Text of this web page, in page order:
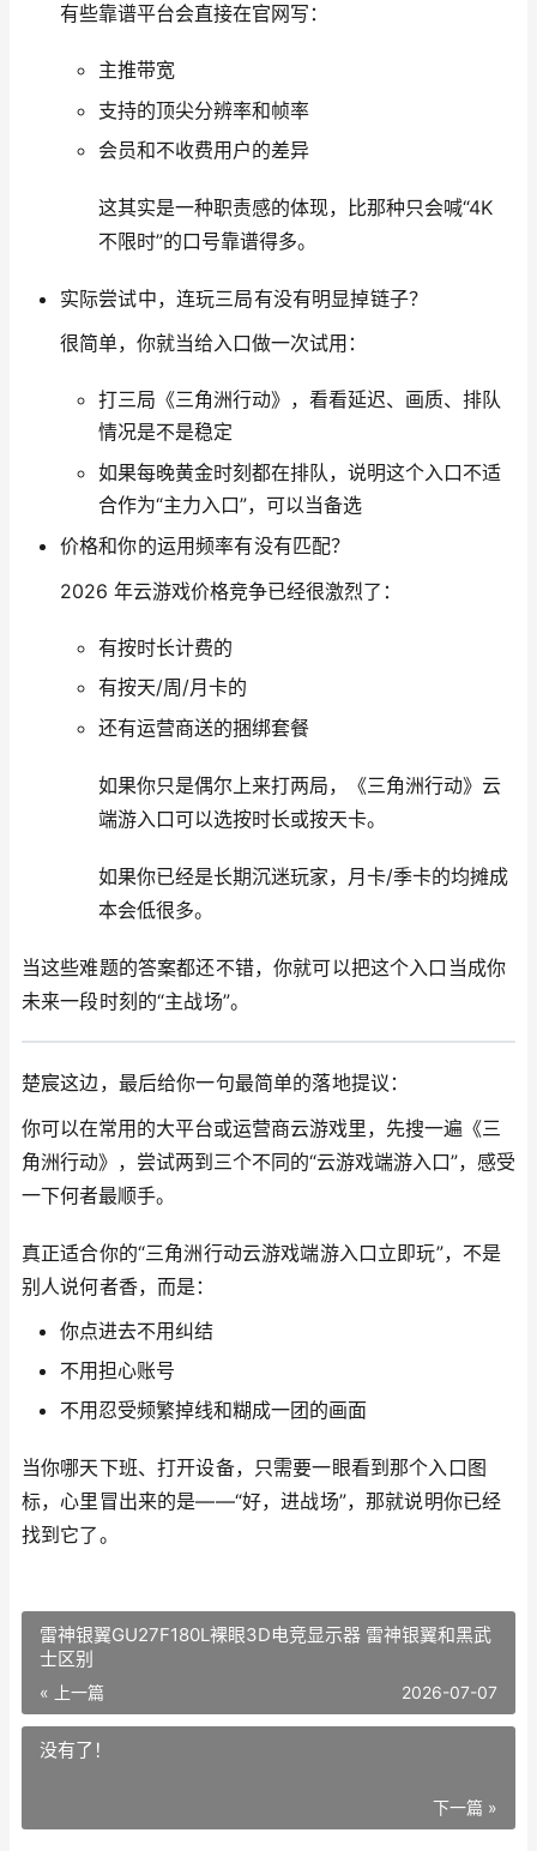
有些靠谱平台会直接在官网写：
主推带宽
支持的顶尖分辨率和帧率
会员和不收费用户的差异
这其实是一种职责感的体现，比那种只会喊“4K
不限时”的口号靠谱得多。
实际尝试中，连玩三局有没有明显掉链子？
很简单，你就当给入口做一次试用：
打三局《三角洲行动》，看看延迟、画质、排队
情况是不是稳定
如果每晚黄金时刻都在排队，说明这个入口不适
合作为“主力入口”，可以当备选
价格和你的运用频率有没有匹配？
2026 年云游戏价格竞争已经很激烈了：
有按时长计费的
有按天/周/月卡的
还有运营商送的捆绑套餐
如果你只是偶尔上来打两局，《三角洲行动》云
端游入口可以选按时长或按天卡。
如果你已经是长期沉迷玩家，月卡/季卡的均摊成
本会低很多。
当这些难题的答案都还不错，你就可以把这个入口当成你
未来一段时刻的“主战场”。
楚宸这边，最后给你一句最简单的落地提议：
你可以在常用的大平台或运营商云游戏里，先搜一遍《三
角洲行动》，尝试两到三个不同的“云游戏端游入口”，感受
一下何者最顺手。
真正适合你的“三角洲行动云游戏端游入口立即玩”，不是
别人说何者香，而是：
你点进去不用纠结
不用担心账号
不用忍受频繁掉线和糊成一团的画面
当你哪天下班、打开设备，只需要一眼看到那个入口图
标，心里冒出来的是——“好，进战场”，那就说明你已经
找到它了。
雷神银翼GU27F180L裸眼3D电竞显示器 雷神银翼和黑武
士区别
« 上一篇 2026-07-07
没有了！
下一篇 »